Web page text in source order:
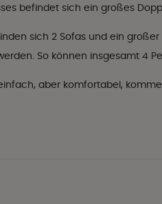
befindet sich ein großes
sich 2 Sofas und ein
So können insgesamt 4
aber komfortabel,